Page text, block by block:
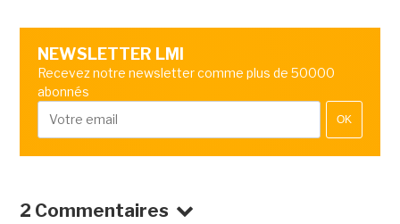
NEWSLETTER LMI
Recevez notre newsletter comme plus de 50000
abonnés
OK
2 Commentaires